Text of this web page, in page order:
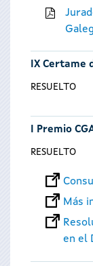
IX Certame
RESUELTO
I Premio
RESUELTO
Más
en el